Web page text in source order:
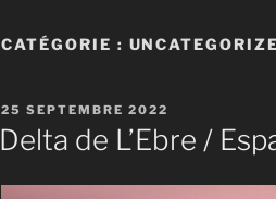
CATÉGORIE :
PUBLIÉ
LE
25 SEPTEMBRE 2022
Delta de L’Ebre /